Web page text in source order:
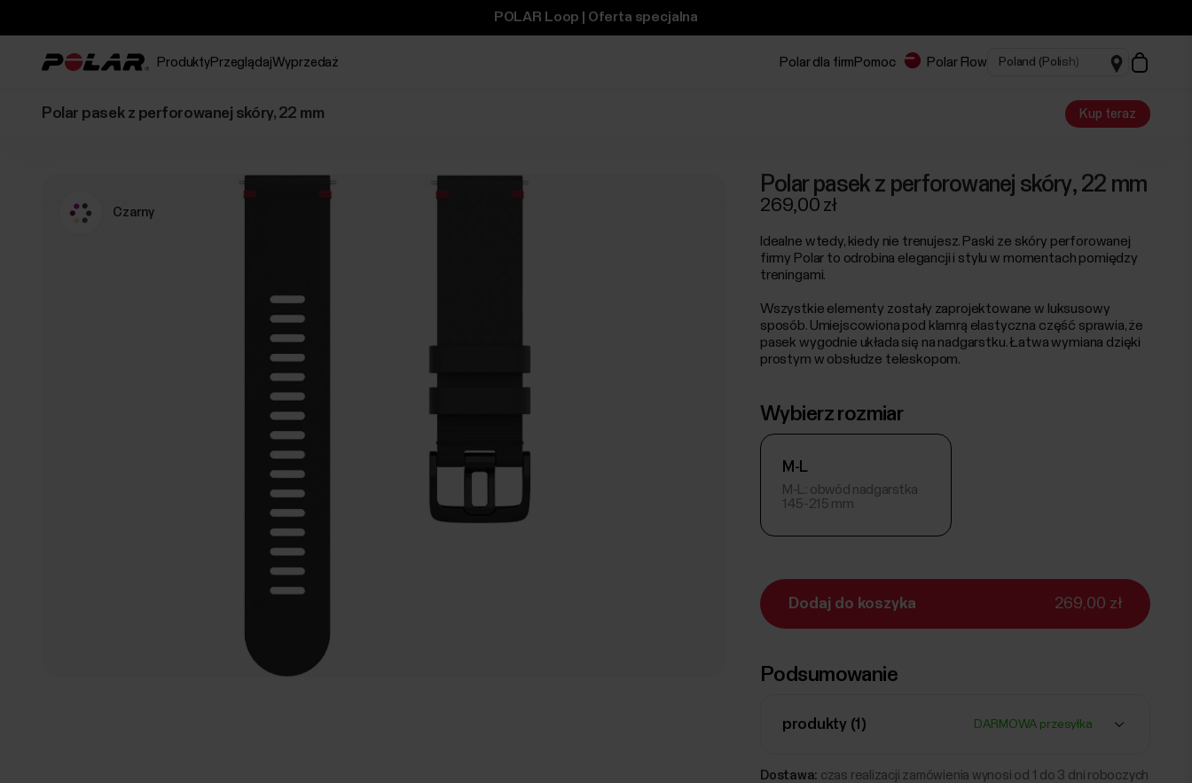
POLAR Loop | Oferta specjalna
ProduktyPrzeglądajWyprzedaż Polar dla firm Pomoc Polar Flow
Polar pasek z perforowanej skóry, 22 mm Kup teraz
Czarny
Polar pasek z perforowanej skóry, 22 mm
269,00 zł
Idealne wtedy, kiedy nie trenujesz. Paski ze skóry perforowanej
firmy Polar to odrobina elegancji i stylu w momentach pomiędzy
treningami.
Wszystkie elementy zostały zaprojektowane w luksusowy
sposób. Umiejscowiona pod klamrą elastyczna część sprawia, że
pasek wygodnie układa się na nadgarstku. Łatwa wymiana dzięki
prostym w obsłudze teleskopom.
Wybierz rozmiar
M-L
M-L: obwód nadgarstka
145-215 mm
Dodaj do koszyka 269,00 zł
Podsumowanie
produkty (1 ) DARMOWA przesyłka
Dostawa: czas realizacji zamówienia wynosi od 1 do 3 dni roboczych